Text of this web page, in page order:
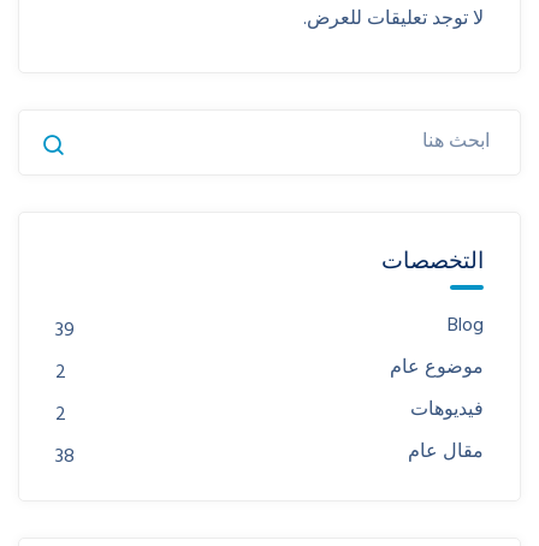
لا توجد تعليقات للعرض.
التخصصات
Blog
39
موضوع عام
2
فيديوهات
2
مقال عام
38